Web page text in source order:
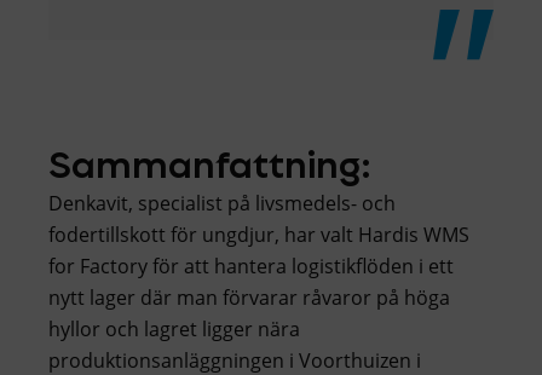
Sammanfattning:
Denkavit, specialist på livsmedels- och
fodertillskott för ungdjur, har valt Hardis WMS
for Factory för att hantera logistikflöden i ett
nytt lager där man förvarar råvaror på höga
hyllor och lagret ligger nära
produktionsanläggningen i Voorthuizen i